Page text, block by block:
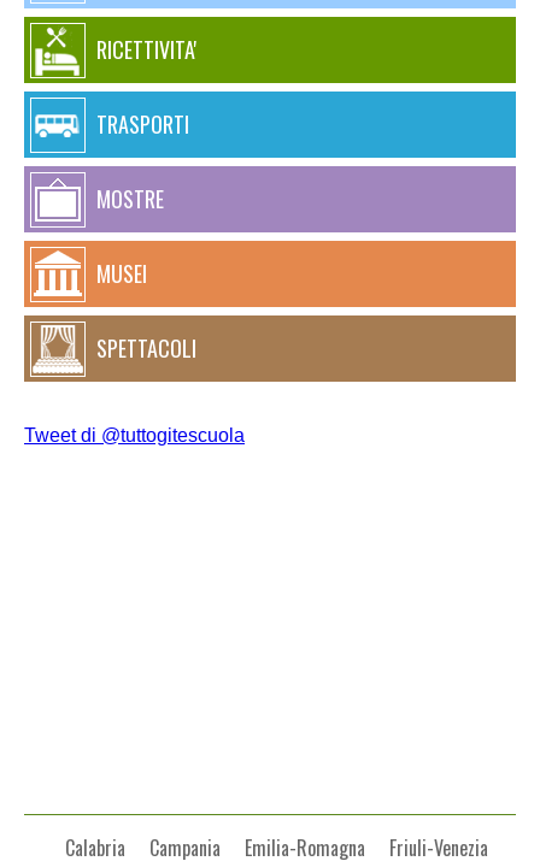
RICETTIVITA'
TRASPORTI
MOSTRE
MUSEI
SPETTACOLI
Tweet di @tuttogitescuola
Calabria Campania Emilia-Romagna
Friuli-Venezia